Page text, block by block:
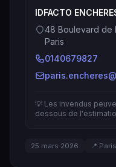
IDFACTO
48 Boulevard de
Paris
0140679827
💡 Les invendus
dessous de
25 mars 2026 📍 Paris